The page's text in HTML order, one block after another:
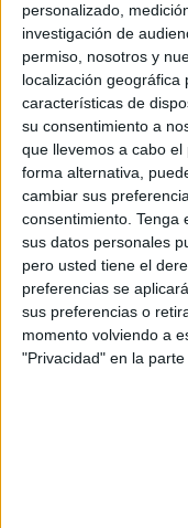
personalizado,
investigación de
permiso, nosotros y
localización geográfica
características de
su consentimiento a
que llevemos a cabo
forma alternativa,
cambiar sus
consentimiento. Tenga
sus datos personales
pero usted tiene el
preferencias se
sus preferencias o
momento volviendo a
"Privacidad" en la